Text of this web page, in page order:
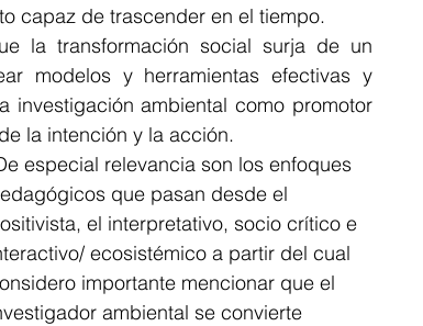
capaz de trascender en el tiempo.
la transformación social surja de un
modelos y herramientas efectivas y
ambiental como promotor
la intención y la acción.
que pasan desde el
el interpretativo, socio crítico e
ecosistémico a partir del cual
importante mencionar que el
ambiental se convierte